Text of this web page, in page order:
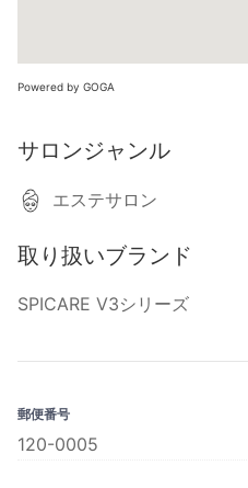
Powered by GOGA
サロンジャンル
エステサロン
取り扱いブランド
SPICARE V3シリーズ
郵便番号
120-0005